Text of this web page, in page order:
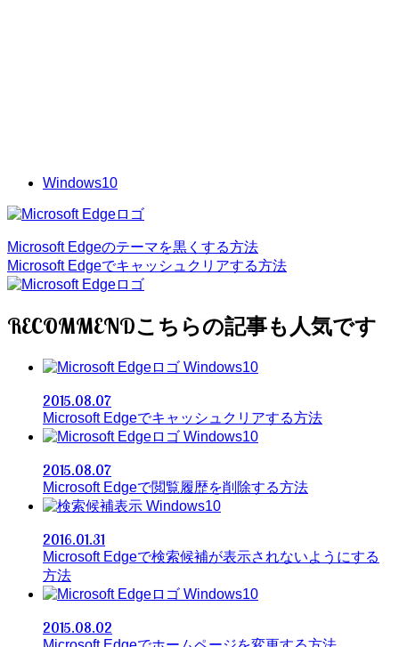
Windows10
Microsoft Edgeのテーマを黒くする方法
Microsoft Edgeでキャッシュクリアする方法
RECOMMEND
Windows10
2015.08.07
Microsoft Edgeでキャッシュクリアする方法
Windows10
2015.08.07
Microsoft Edgeで閲覧履歴を削除する方法
Windows10
2016.01.31
Microsoft Edgeで検索候補が表示されないようにする
方法
Windows10
2015.08.02